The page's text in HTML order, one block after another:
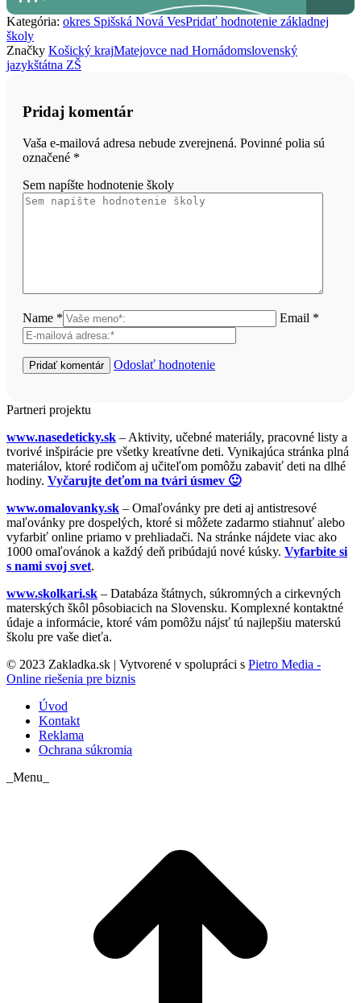
Kategória: okres Spišská Nová VesPridať hodnotenie základnej
školy
Značky Košický krajMatejovce nad Hornádomslovenský
jazykštátna ZŠ
Pridaj komentár
Vaša e-mailová adresa nebude zverejnená. Povinné polia sú
označené *
Sem napíšte hodnotenie školy
Name * Email *
Odoslať hodnotenie
Partneri projektu
www.nasedeticky.sk – Aktivity, učebné materiály, pracovné listy a
tvorivé inšpirácie pre všetky kreatívne deti. Vynikajúca stránka plná
materiálov, ktoré rodičom aj učiteľom pomôžu zabaviť deti na dlhé
hodiny. Vyčarujte deťom na tvári úsmev 🙂
www.omalovanky.sk – Omaľovánky pre deti aj antistresové
maľovánky pre dospelých, ktoré si môžete zadarmo stiahnuť alebo
vyfarbiť online priamo v prehliadači. Na stránke nájdete viac ako
1000 omaľovánok a každý deň pribúdajú nové kúsky. Vyfarbite si
s nami svoj svet.
www.skolkari.sk – Databáza štátnych, súkromných a cirkevných
materských škôl pôsobiacich na Slovensku. Komplexné kontaktné
údaje a informácie, ktoré vám pomôžu nájsť tú najlepšiu materskú
školu pre vaše dieťa.
© 2023 Zakladka.sk | Vytvorené v spolupráci s Pietro Media -
Online riešenia pre biznis
Úvod
Kontakt
Reklama
Ochrana súkromia
_Menu_